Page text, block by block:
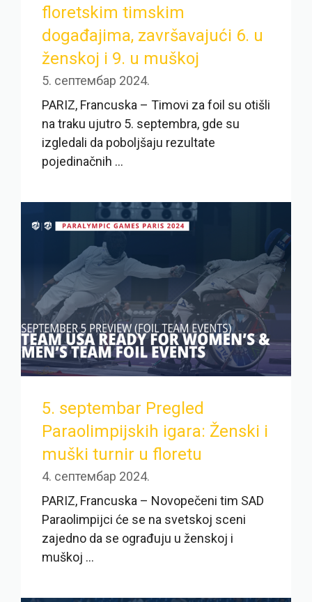
floretskim timskim
događajima, završavajući 6. u
ženskoj i 9. u muškoj
5. септембар 2024.
PARIZ, Francuska – Timovi za foil su otišli
na traku ujutro 5. septembra, gde su
izgledali da poboljšaju rezultate
pojedinačnih ...
5. septembar Pregled
Paraolimpijskih igara: Ženski i
muški turnir u floretu
4. септембар 2024.
PARIZ, Francuska – Novopečeni tim SAD
Paraolimpijci će se na svetskoj sceni
zajedno da se ograđuju u ženskoj i
muškoj ...